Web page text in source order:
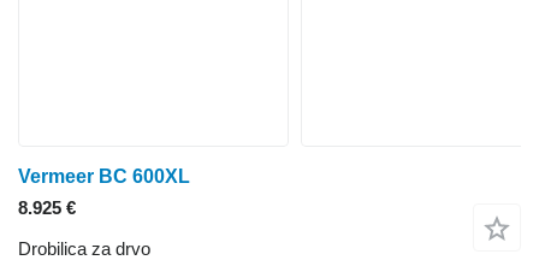
Vermeer BC 600XL
8.925 €
Drobilica za drvo